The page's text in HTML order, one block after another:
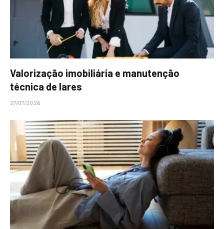
Valorização imobiliária e manutenção
técnica de lares
27/07/2026